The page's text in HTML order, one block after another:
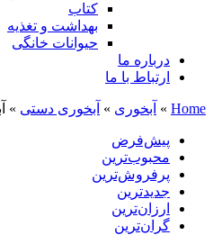
کتاب
بهداشت و تغذیه
حیوانات خانگی
درباره ما
ارتباط با ما
Home
» آبخوری » آبخوری دستی »
پیش‌فرض
محبوب‌ترین
پرفروش‌ترین
جدیدترین
ارزان‌ترین
گران‌ترین